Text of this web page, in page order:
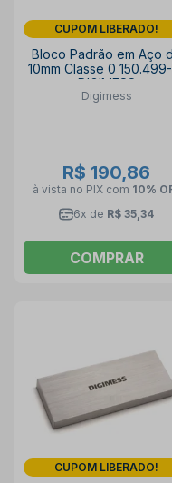
CUPOM LIBERADO!
Bloco Padrão em Aço
10mm Classe 0 150.499-
DIGIMESS
Digimess
R$ 190,86
à vista no PIX com 10%
6x de R$ 35,34
COMPRAR
CUPOM LIBERADO!